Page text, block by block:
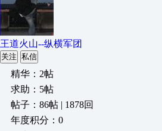
王道火山--纵横军团
关注 私信
精华：2帖
求助：5帖
帖子：86帖 | 1878回
年度积分：0